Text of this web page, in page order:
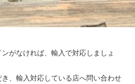
ンがなければ、輸入で対応しましょ
、輸入対応している店へ問い合わせ